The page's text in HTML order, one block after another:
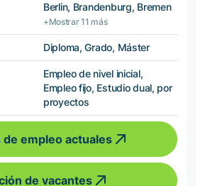
Berlin, Brandenburg, Bremen
+Mostrar 11 más
Diploma, Grado, Máster
Empleo de nivel inicial,
Empleo fijo, Estudio dual, por
proyectos
empleo actuales
de vacantes